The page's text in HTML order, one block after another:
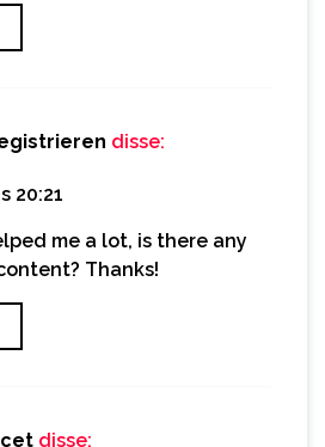
disse:
20:21
me a lot, is there any
Thanks!
disse: